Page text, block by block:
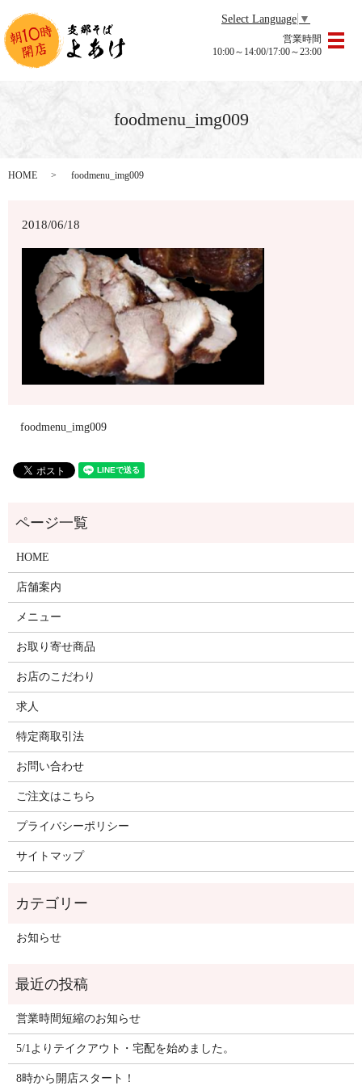
メ
営業時間
10:00～14:00/17:00～23:00
Select Language ▼
foodmenu_img009
HOME foodmenu_img009
2018/06/18
foodmenu_img009
HOME
店舗案内
メニュー
お取り寄せ商品
お店のこだわり
求人
特定商取引法
お問い合わせ
ご注文はこちら
プライバシーポリシー
サイトマップ
お知らせ
営業時間短縮のお知らせ
5/1よりテイクアウト・宅配を始めました。
8時から開店スタート！